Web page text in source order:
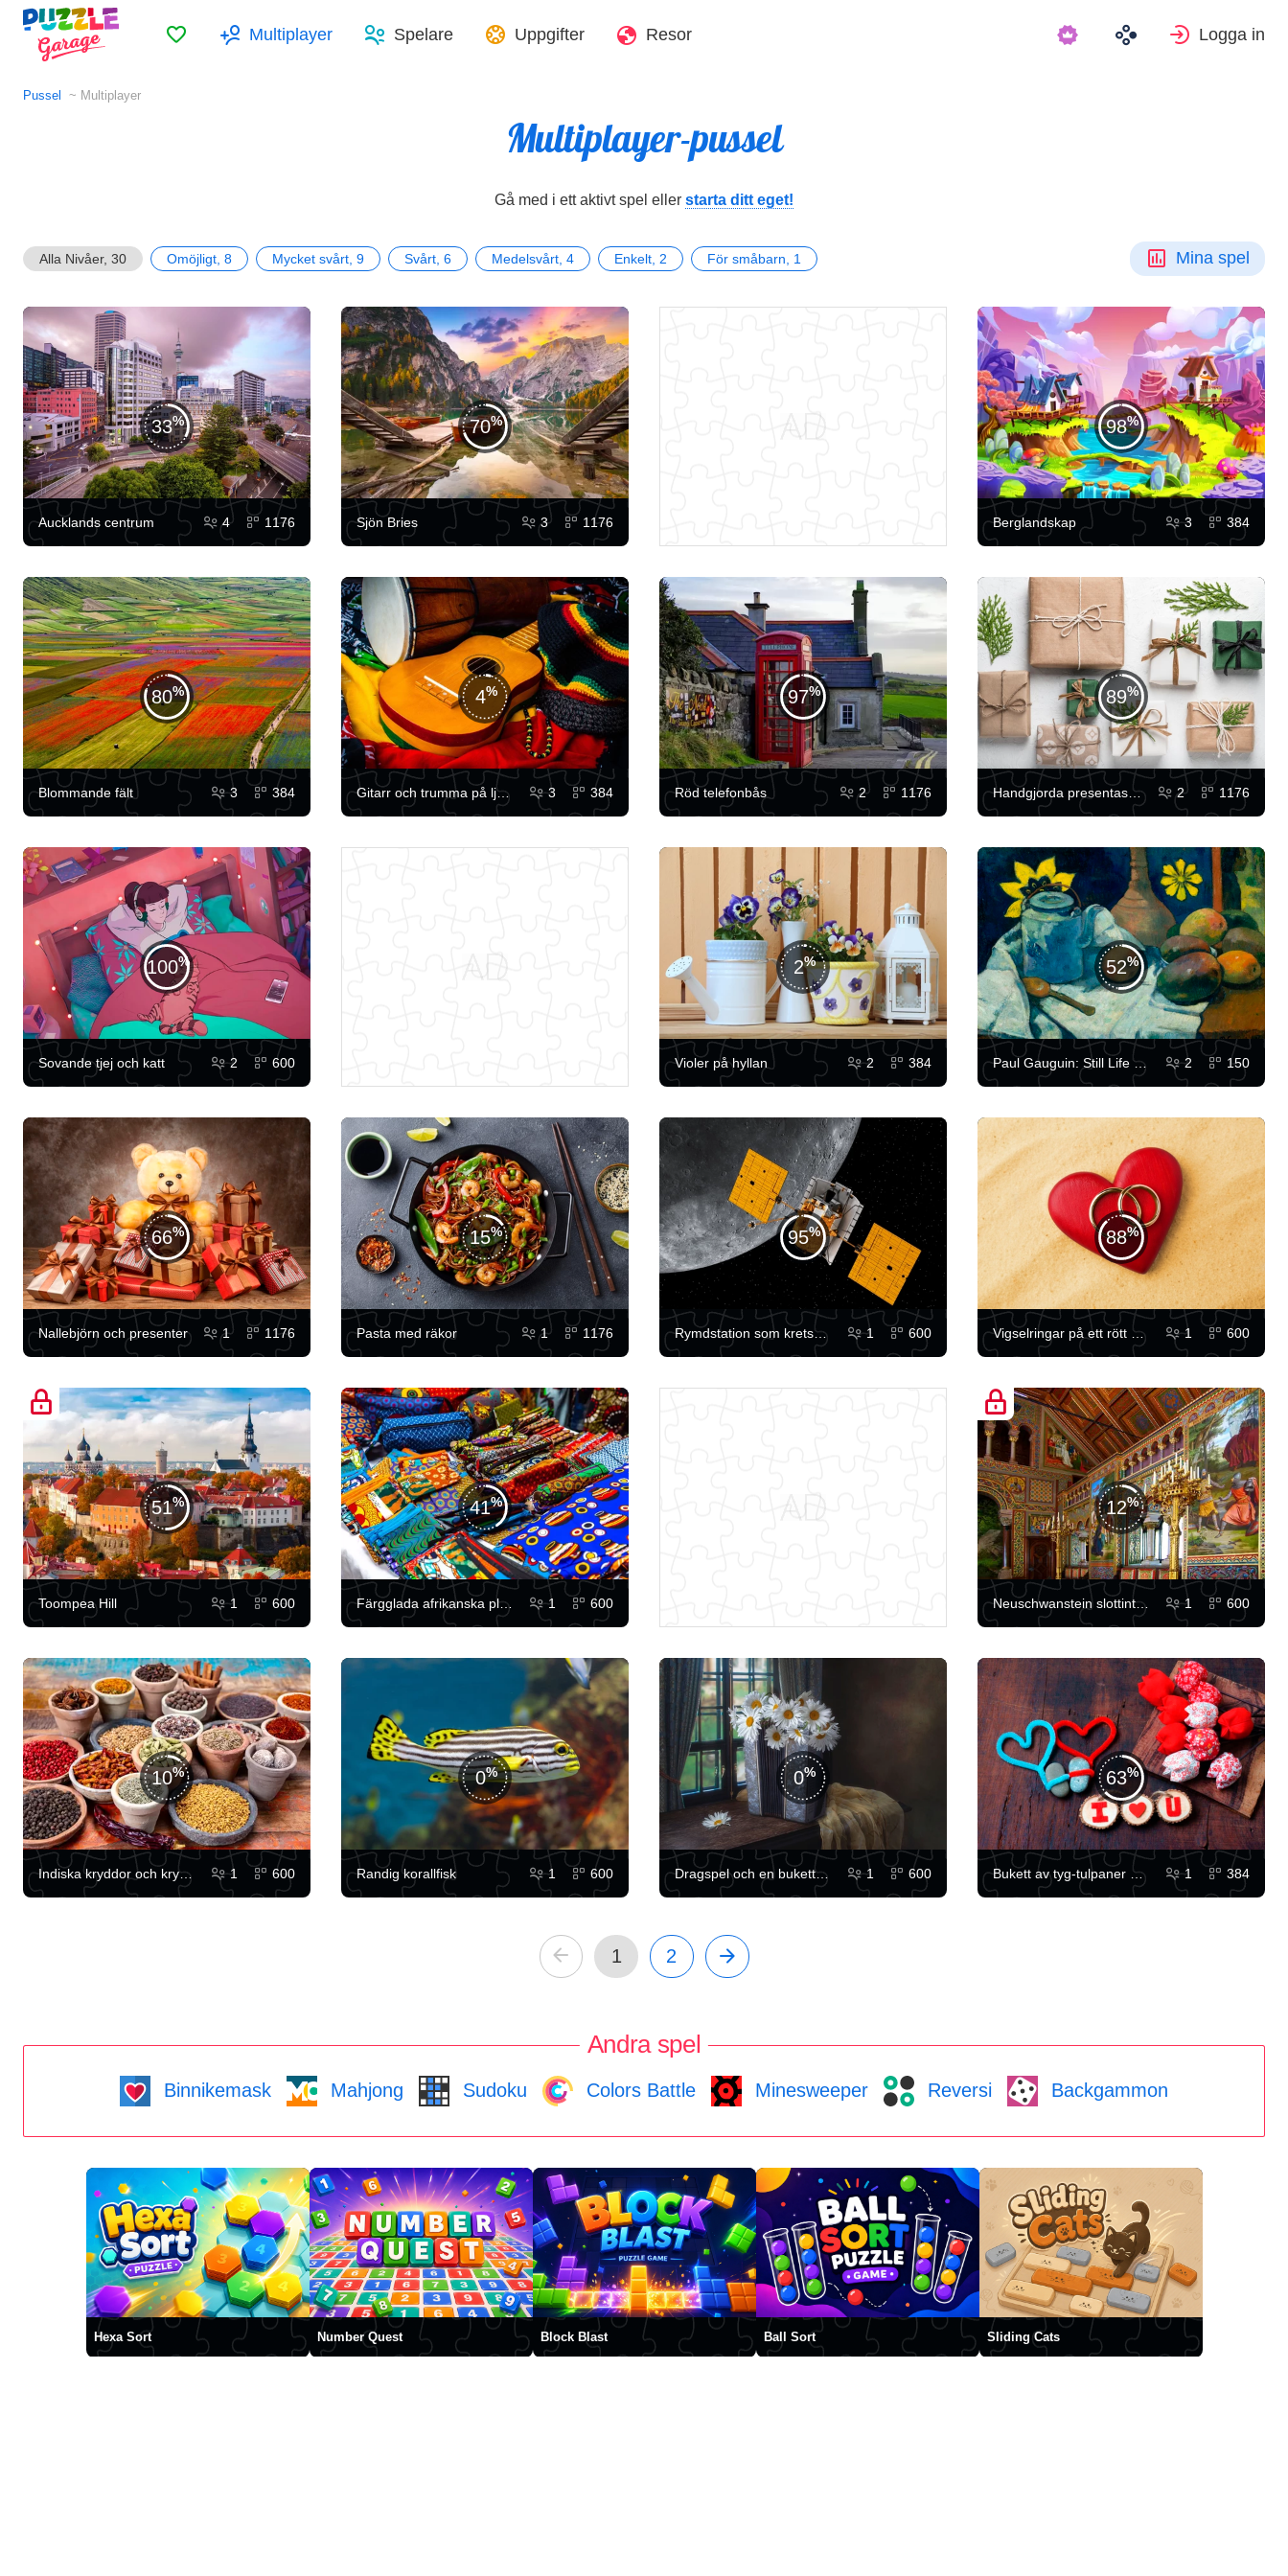
FavoriterMultiplayer Spelare Uppgifter Resor Logga in
Pussel Multiplayer
Multiplayer-pussel
Gå med i ett aktivt spel eller starta ditt eget!
Alla Nivåer, 30 Omöjligt, 8 Mycket svårt, 9 Svårt, 6 Medelsvårt, 4 Enkelt, 2 För småbarn, 1 Mina spel
Aucklands centrum 4 1176
33
Sjön Bries 3 1176
70
Berglandskap 3 384
98
Blommande fält 3 384
80
Gitarr och trumma på ljusa tyger 3 384
4
Röd telefonbås 2 1176
97
Handgjorda presentaskar 2 1176
89
Sovande tjej och katt 2 600
100
Violer på hyllan 2 384
2
Paul Gauguin: Still Life with Teapot and Fruit 2 150
52
Nallebjörn och presenter 1 1176
66
Pasta med räkor 1 1176
15
Rymdstation som kretsar kring planeten Merkurius 1 600
95
Vigselringar på ett rött hjärta 1 600
88
Toompea Hill 1 600
51
Färgglada afrikanska plånböcker 1 600
41
Neuschwanstein slottinteriör 1 600
12
Indiska kryddor och kryddor 1 600
10
Randig korallfisk 1 600
0
Dragspel och en bukett prästkragar 1 600
0
Bukett av tyg-tulpaner och ett hjärta 1 384
63
1 2
Andra spel
Binnikemask Mahjong Sudoku Colors Battle Minesweeper Reversi Backgammon
Hexa Sort Number Quest Block Blast Ball Sort Sliding Cats